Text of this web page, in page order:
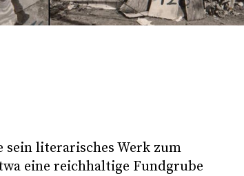
sein literarisches Werk zum
eine reichhaltige Fundgrube